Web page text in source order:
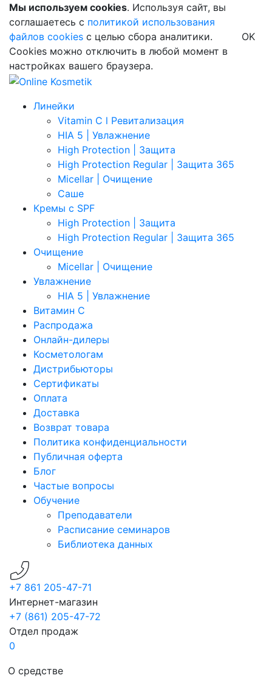
Мы используем cookies. Используя сайт, вы
соглашаетесь с политикой использования
файлов cookies с целью сбора аналитики.
Cookies можно отключить в любой момент в
настройках вашего браузера.
OK
Линейки
Vitamin C l Ревитализация
HIA 5 | Увлажнение
High Protection | Защита
High Protection Regular | Защита 365
Micellar | Очищение
Саше
Кремы с SPF
High Protection | Защита
High Protection Regular | Защита 365
Очищение
Micellar | Очищение
Увлажнение
HIA 5 | Увлажнение
Витамин C
Распродажа
Онлайн-дилеры
Косметологам
Дистрибьюторы
Сертификаты
Оплата
Доставка
Возврат товара
Политика конфиденциальности
Публичная оферта
Блог
Частые вопросы
Обучение
Преподаватели
Расписание семинаров
Библиотека данных
+7 861 205-47-71
Интернет-магазин
+7 (861) 205-47-72
Отдел продаж
0
О средстве